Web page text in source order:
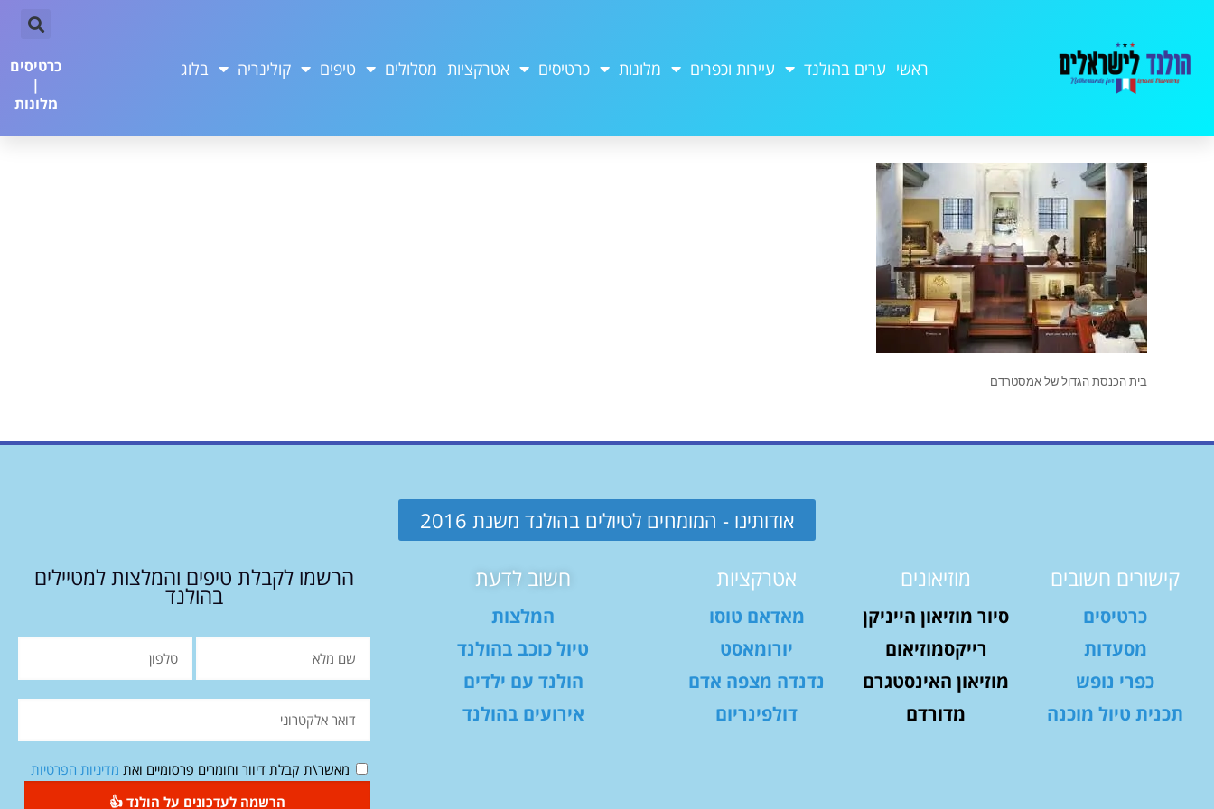
ראשי ערים בהולנד עיירות וכפרים מלונות כרטיסים אטרקציות מסלולים טיפים קולינריה בלוג
כרטיסים
|
מלונות
בית הכנסת הגדול של אמסטרדם
אודותינו - המומחים לטיולים בהולנד משנת 2016
קישורים חשובים
כרטיסים
מסעדות
כפרי נופש
תכנית טיול מוכנה
מוזיאונים
סיור מוזיאון הייניקן
רייקסמוזיאום
מוזיאון האינסטגרם
מדורדם
אטרקציות
מאדאם טוסו
יורומאסט
נדנדה מצפה אדם
דולפינריום
חשוב לדעת
המלצות
טיול כוכב בהולנד
הולנד עם ילדים
אירועים בהולנד
הרשמו לקבלת טיפים והמלצות למטיילים
בהולנד
מאשר\ת קבלת דיוור וחומרים פרסומיים ואת מדיניות הפרטיות
הרשמה לעדכונים על הולנד 👍